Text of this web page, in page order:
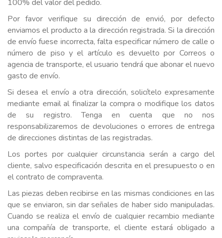
100% del valor del pedido.
Por favor verifique su dirección de envió, por defecto
enviamos el producto a la dirección registrada. Si la dirección
de envío fuese incorrecta, falta especificar número de calle o
número de piso y el artículo es devuelto por Correos o
agencia de transporte, el usuario tendrá que abonar el nuevo
gasto de envío.
Si desea el envío a otra dirección, solicítelo expresamente
mediante email al finalizar la compra o modifique los datos
de su registro. Tenga en cuenta que no nos
responsabilizaremos de devoluciones o errores de entrega
de direcciones distintas de las registradas.
Los portes por cualquier circunstancia serán a cargo del
cliente, salvo especificación descrita en el presupuesto o en
el contrato de compraventa.
Las piezas deben recibirse en las mismas condiciones en las
que se enviaron, sin dar señales de haber sido manipuladas.
Cuando se realiza el envío de cualquier recambio mediante
una compañía de transporte, el cliente estará obligado a